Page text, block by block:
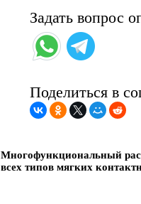
Задать вопрос
Поделиться в
Многофункциональный
всех типов мягких